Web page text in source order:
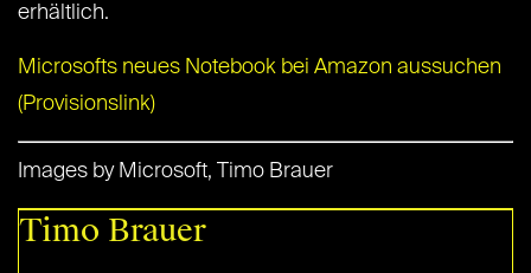
erhältlich.
Microsofts neues Notebook bei Amazon aussuchen
(Provisionslink)
Images by Microsoft, Timo Brauer
Timo Brauer